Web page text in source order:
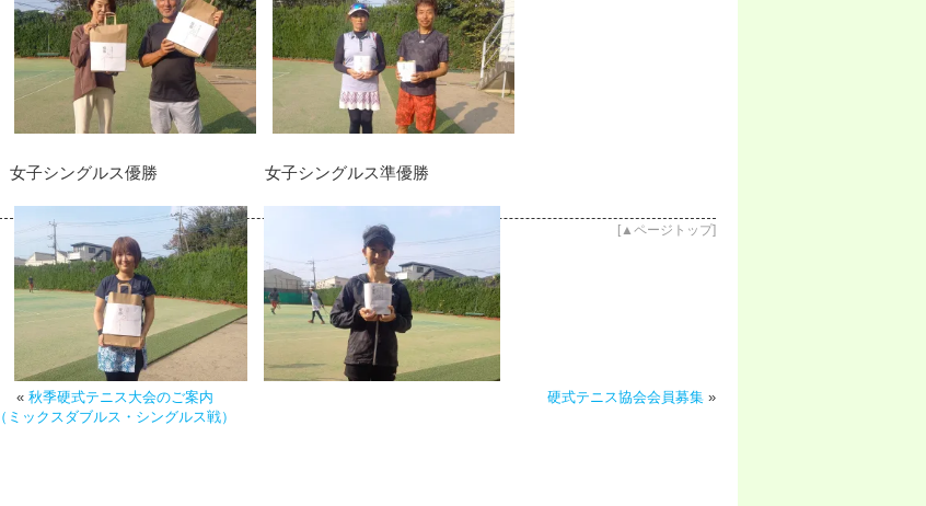
女子シングルス優勝 女子シングルス準優勝
[▲ページトップ]
« 秋季硬式テニス大会のご案内
（ミックスダブルス・シングルス戦）
硬式テニス協会会員募集 »